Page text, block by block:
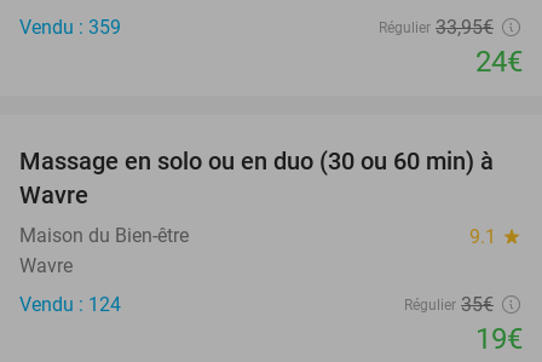
Vendu : 359
Régulier 33,95€
24€
46%
Massage en solo ou en duo (30 ou 60 min) à
Wavre
Maison du Bien-être 9.1 star
Wavre
Vendu : 124
Régulier 35€
19€